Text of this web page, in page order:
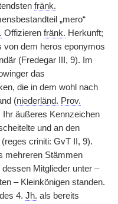
fränk.
„mero“
Offizieren fränk. Herkunft;
von dem heros eponymos
(Fredegar III, 9). Im
das
die in dem wohl nach
(niederländ. Prov.
äußeres Kennzeichen
und an den
criniti: GvT II, 9).
mehreren Stämmen
Mitglieder unter –
– Kleinkönigen standen.
4. Jh. als bereits